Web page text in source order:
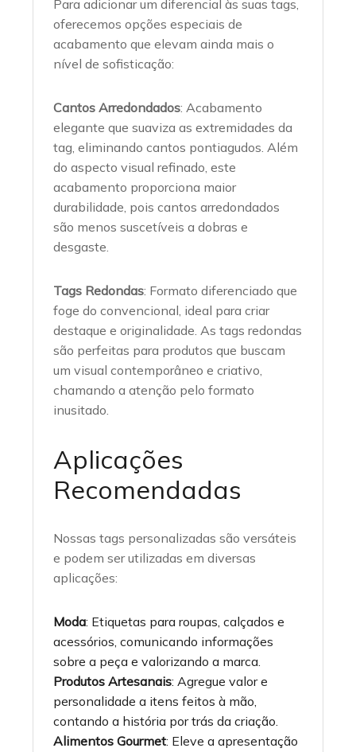
Para adicionar um diferencial às suas tags,
oferecemos opções especiais de
acabamento que elevam ainda mais o
nível de sofisticação:
Cantos Arredondados: Acabamento
elegante que suaviza as extremidades da
tag, eliminando cantos pontiagudos. Além
do aspecto visual refinado, este
acabamento proporciona maior
durabilidade, pois cantos arredondados
são menos suscetíveis a dobras e
desgaste.
Tags Redondas: Formato diferenciado que
foge do convencional, ideal para criar
destaque e originalidade. As tags redondas
são perfeitas para produtos que buscam
um visual contemporâneo e criativo,
chamando a atenção pelo formato
inusitado.
Aplicações
Recomendadas
Nossas tags personalizadas são versáteis
e podem ser utilizadas em diversas
aplicações:
Moda: Etiquetas para roupas, calçados e
acessórios, comunicando informações
sobre a peça e valorizando a marca.
Produtos Artesanais: Agregue valor e
personalidade a itens feitos à mão,
contando a história por trás da criação.
Alimentos Gourmet: Eleve a apresentação